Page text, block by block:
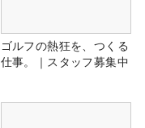
ゴルフの熱狂を、つくる
仕事。｜スタッフ募集中